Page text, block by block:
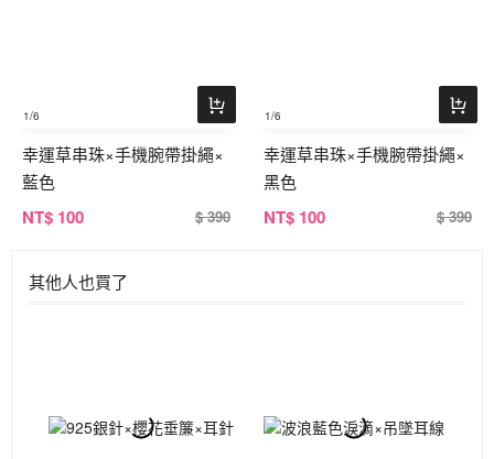
1/6
幸運草串珠×手機腕帶掛繩×
藍色
NT$ 100 $ 390
1/6
幸運草串珠×手機腕帶掛繩×
黑色
NT$ 100 $ 390
其他人也買了